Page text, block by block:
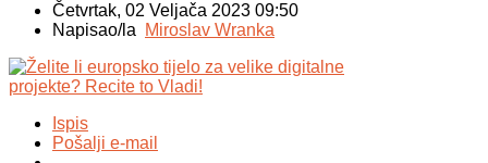
Četvrtak, 02 Veljača 2023 09:50
Napisao/la Miroslav Wranka
Ispis
Pošalji e-mail